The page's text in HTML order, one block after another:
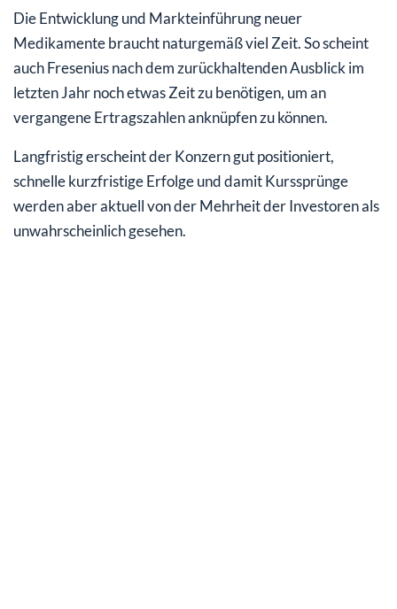
Die Entwicklung und Markteinführung neuer
Medikamente braucht naturgemäß viel Zeit. So scheint
auch Fresenius nach dem zurückhaltenden Ausblick im
letzten Jahr noch etwas Zeit zu benötigen, um an
vergangene Ertragszahlen anknüpfen zu können.
Langfristig erscheint der Konzern gut positioniert,
schnelle kurzfristige Erfolge und damit Kurssprünge
werden aber aktuell von der Mehrheit der Investoren als
unwahrscheinlich gesehen.